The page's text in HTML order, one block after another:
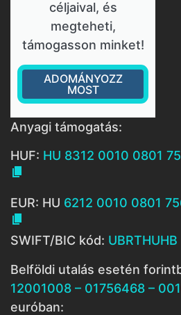
céljaival, és
megteheti,
támogasson minket!
ADOMÁNYOZZ
MOST
Anyagi támogatás:
HUF: HU 8312 0010 0801

EUR: HU 6212 0010 0801

SWIFT/BIC kód: UBRTHUHB
Belföldi utalás esetén
12001008 – 01756468 –
euróban: